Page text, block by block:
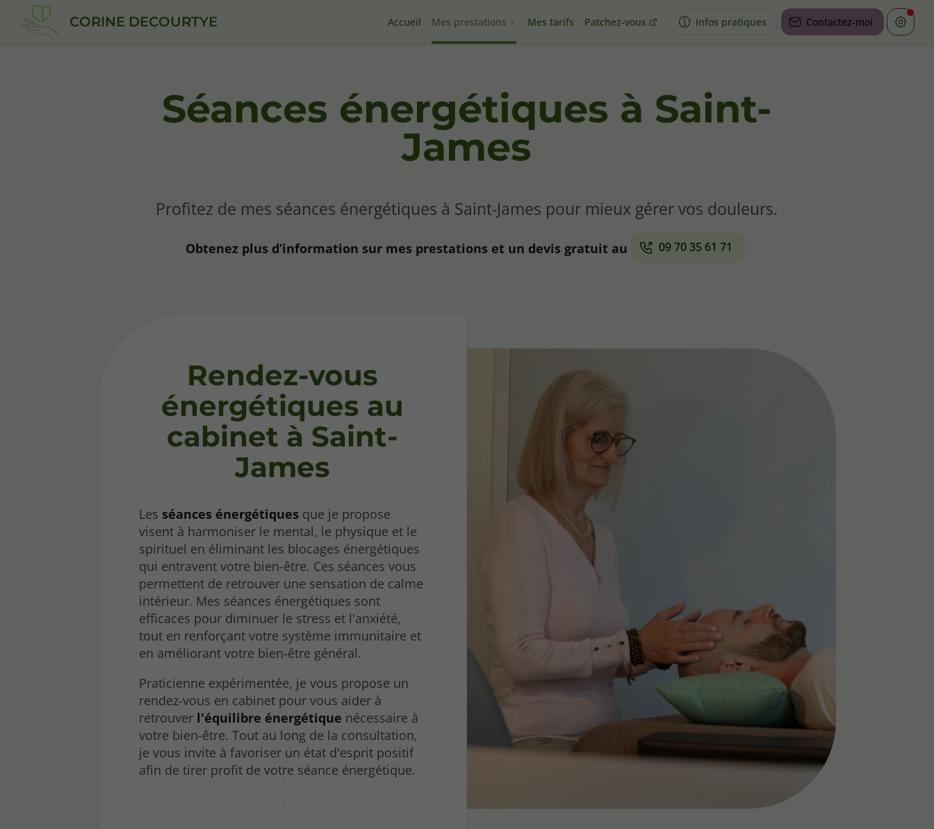
CORINE DECOURTYE Accueil Mes prestations Mes tarifs Patchez-vous Infos pratiques Contactez-moi
Séances énergétiques à Saint-
James
Profitez de mes séances énergétiques à Saint-James pour mieux gérer vos douleurs.
Obtenez plus d’information sur mes prestations et un devis gratuit au 09 70 35 61 71
Rendez-vous
énergétiques au
cabinet à Saint-
James
Les séances énergétiques que je propose
visent à harmoniser le mental, le physique et le
spirituel en éliminant les blocages énergétiques
qui entravent votre bien-être. Ces séances vous
permettent de retrouver une sensation de calme
intérieur. Mes séances énergétiques sont
efficaces pour diminuer le stress et l'anxiété,
tout en renforçant votre système immunitaire et
en améliorant votre bien-être général.
Praticienne expérimentée, je vous propose un
rendez-vous en cabinet pour vous aider à
retrouver l'équilibre énergétique nécessaire à
votre bien-être. Tout au long de la consultation,
je vous invite à favoriser un état d'esprit positif
afin de tirer profit de votre séance énergétique.